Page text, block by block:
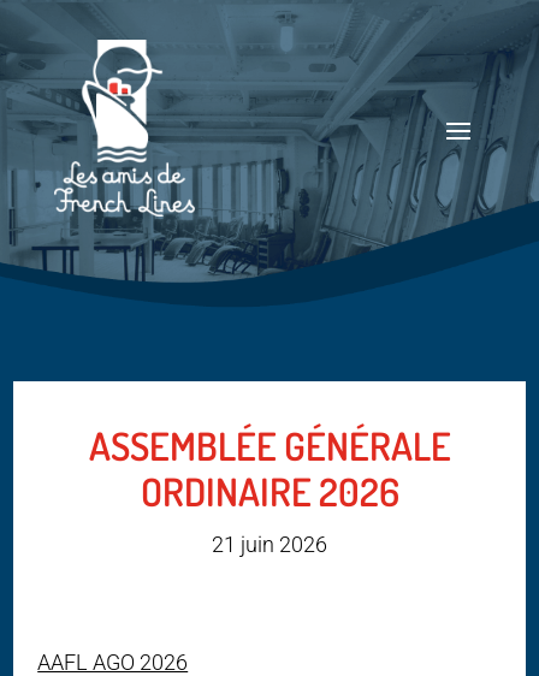
ASSEMBLÉE GÉNÉRALE
ORDINAIRE 2026
21 juin 2026
AAFL AGO 2026